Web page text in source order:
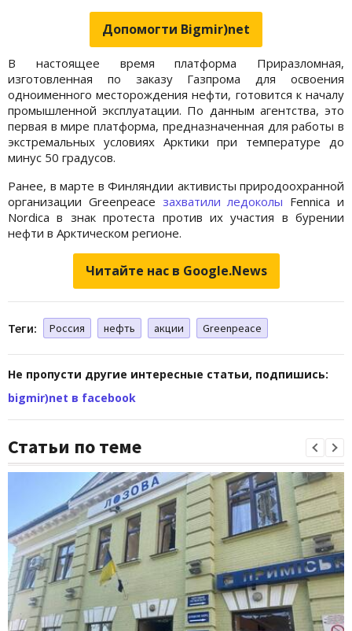
Допомогти Bigmir)net
В настоящее время платформа Приразломная,
изготовленная по заказу Газпрома для освоения
одноименного месторождения нефти, готовится к началу
промышленной эксплуатации. По данным агентства, это
первая в мире платформа, предназначенная для работы в
экстремальных условиях Арктики при температуре до
минус 50 градусов.
Ранее, в марте в Финляндии активисты природоохранной
организации Greenpeace захватили ледоколы Fennica и
Nordica в знак протеста против их участия в бурении
нефти в Арктическом регионе.
Читайте нас в Google.News
Теги: Россия нефть акции Greenpeace
Не пропусти другие интересные статьи, подпишись:
bigmir)net в facebook
Статьи по теме